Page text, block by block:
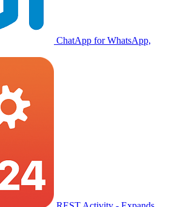
ChatApp for WhatsApp,